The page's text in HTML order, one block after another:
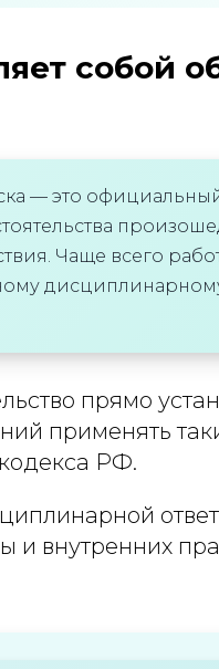
собой
— это
Чаще всего
прямо
применять
кодекса РФ.
и внутренних